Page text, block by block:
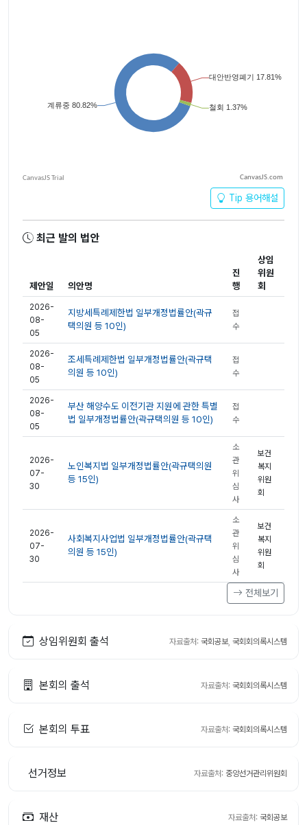
CanvasJS.com
Tip 용어해설
최근 발의 법안
제안일 의안명
진
행
상임
위원
회
2026-
08-
05
지방세특례제한법 일부개정법률안(곽규
택의원 등 10인)
접
수
2026-
08-
05
조세특례제한법 일부개정법률안(곽규택
의원 등 10인)
접
수
2026-
08-
05
부산 해양수도 이전기관 지원에 관한 특별
법 일부개정법률안(곽규택의원 등 10인)
접
수
2026-
07-
30
노인복지법 일부개정법률안(곽규택의원
등 15인)
소
관
위
심
사
보건
복지
위원
회
2026-
07-
30
사회복지사업법 일부개정법률안(곽규택
의원 등 15인)
소
관
위
심
사
보건
복지
위원
회
전체보기
상임위원회 출석 자료출처: 국회공보, 국회회의록시스템
본회의 출석 자료출처: 국회회의록시스템
본회의 투표 자료출처: 국회회의록시스템
선거정보 자료출처: 중앙선거관리위원회
재산 자료출처: 국회공보